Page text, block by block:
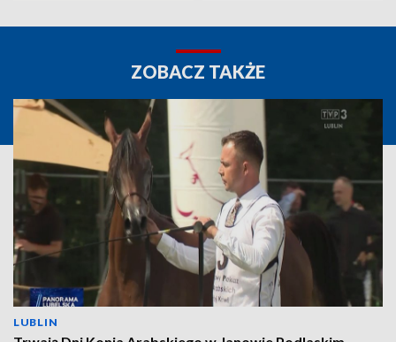
ZOBACZ TAKŻE
LUBLIN